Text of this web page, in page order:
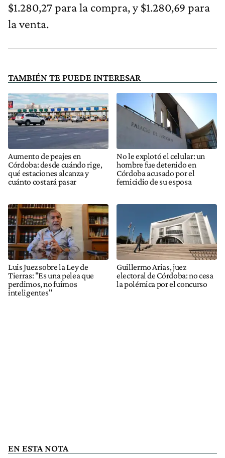
$1.280,27 para la compra, y $1.280,69 para
la venta.
TAMBIÉN TE PUEDE INTERESAR
Aumento de peajes en
Córdoba: desde cuándo rige,
qué estaciones alcanza y
cuánto costará pasar
No le explotó el celular: un
hombre fue detenido en
Córdoba acusado por el
femicidio de su esposa
Luis Juez sobre la Ley de
Tierras: "Es una pelea que
perdimos, no fuimos
inteligentes"
Guillermo Arias, juez
electoral de Córdoba: no cesa
la polémica por el concurso
EN ESTA NOTA